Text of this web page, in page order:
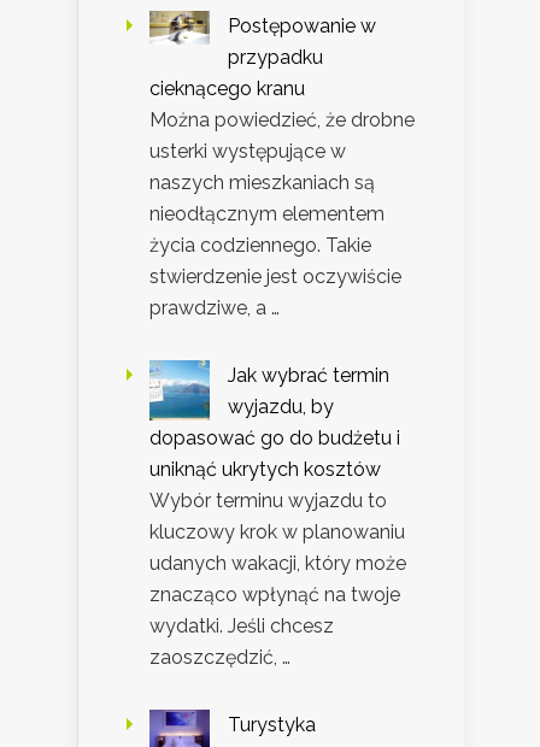
Postępowanie w
przypadku
cieknącego kranu
Można powiedzieć, że drobne
usterki występujące w
naszych mieszkaniach są
nieodłącznym elementem
życia codziennego. Takie
stwierdzenie jest oczywiście
prawdziwe, a …
Jak wybrać termin
wyjazdu, by
dopasować go do budżetu i
uniknąć ukrytych kosztów
Wybór terminu wyjazdu to
kluczowy krok w planowaniu
udanych wakacji, który może
znacząco wpłynąć na twoje
wydatki. Jeśli chcesz
zaoszczędzić, …
Turystyka